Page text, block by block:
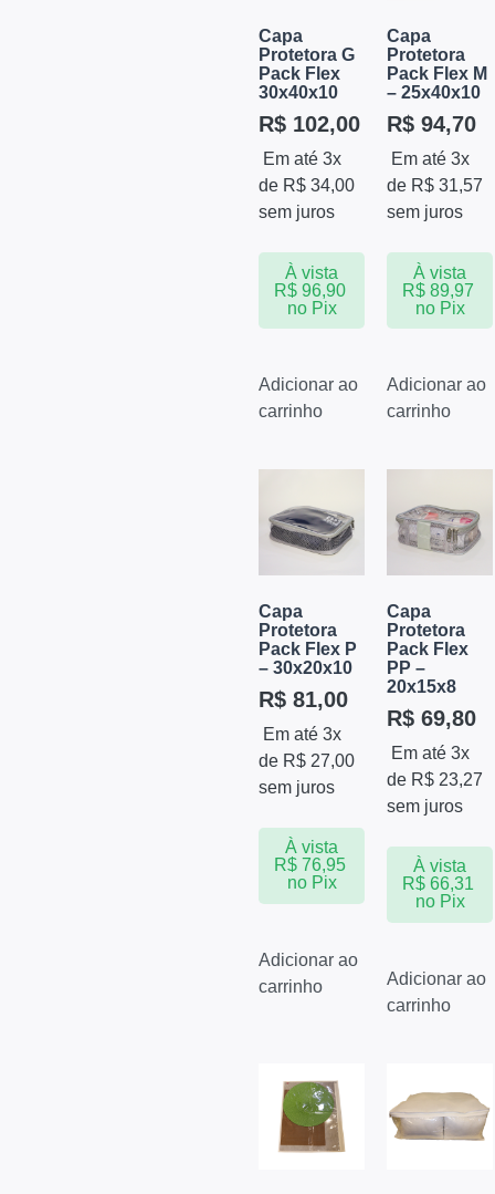
Capa
Protetora G
Pack Flex
30x40x10
R$ 102,00
Em até 3x
de R$ 34,00
sem juros
À vista
R$96,90
no Pix
Adicionar ao
carrinho
Capa
Protetora
Pack Flex M
– 25x40x10
R$ 94,70
Em até 3x
de R$ 31,57
sem juros
À vista
R$89,97
no Pix
Adicionar ao
carrinho
Capa
Protetora
Pack Flex P
– 30x20x10
R$ 81,00
Em até 3x
de R$ 27,00
sem juros
À vista
R$76,95
no Pix
Adicionar ao
carrinho
Capa
Protetora
Pack Flex
PP –
20x15x8
R$ 69,80
Em até 3x
de R$ 23,27
sem juros
À vista
R$66,31
no Pix
Adicionar ao
carrinho